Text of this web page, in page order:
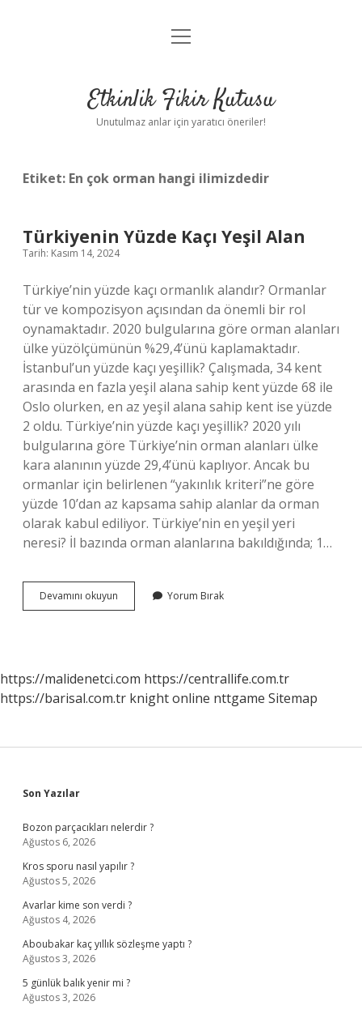
Anasayfa
Yasal Uyarı
menüyü
Etkinlik Fikir Kutusu
Unutulmaz anlar için yaratıcı öneriler!
Etiket: En çok orman hangi ilimizdedir
Türkiyenin Yüzde Kaçı Yeşil Alan
Tarih: Kasım 14, 2024
Türkiye’nin yüzde kaçı ormanlık alandır? Ormanlar
tür ve kompozisyon açısından da önemli bir rol
oynamaktadır. 2020 bulgularına göre orman alanları
ülke yüzölçümünün %29,4’ünü kaplamaktadır.
İstanbul’un yüzde kaçı yeşillik? Çalışmada, 34 kent
arasında en fazla yeşil alana sahip kent yüzde 68 ile
Oslo olurken, en az yeşil alana sahip kent ise yüzde
2 oldu. Türkiye’nin yüzde kaçı yeşillik? 2020 yılı
bulgularına göre Türkiye’nin orman alanları ülke
kara alanının yüzde 29,4’ünü kaplıyor. Ancak bu
ormanlar için belirlenen “yakınlık kriteri”ne göre
yüzde 10’dan az kapsama sahip alanlar da orman
olarak kabul ediliyor. Türkiye’nin en yeşil yeri
neresi? İl bazında orman alanlarına bakıldığında; 1…
Devamını okuyun Türkiyenin
Yüzde
Yorum Bırak
https://malidenetci.com https://centrallife.com.tr
https://barisal.com.tr knight online nttgame Sitemap
Sidebar
Son Yazılar
Bozon parçacıkları nelerdir ?
Ağustos 6, 2026
Kros sporu nasıl yapılır ?
Ağustos 5, 2026
Avarlar kime son verdi ?
Ağustos 4, 2026
Aboubakar kaç yıllık sözleşme yaptı ?
Ağustos 3, 2026
5 günlük balık yenir mi ?
Ağustos 3, 2026